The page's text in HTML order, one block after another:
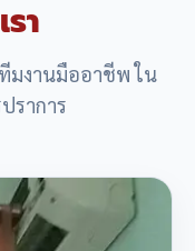
า
มงานมืออาชีพ ใน
ราการ